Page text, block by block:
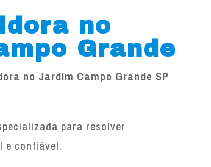
no
Grande
no Jardim Campo Grande SP
para resolver
e confiável.